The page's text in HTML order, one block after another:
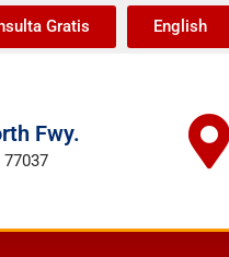
Gratis English
Fwy.